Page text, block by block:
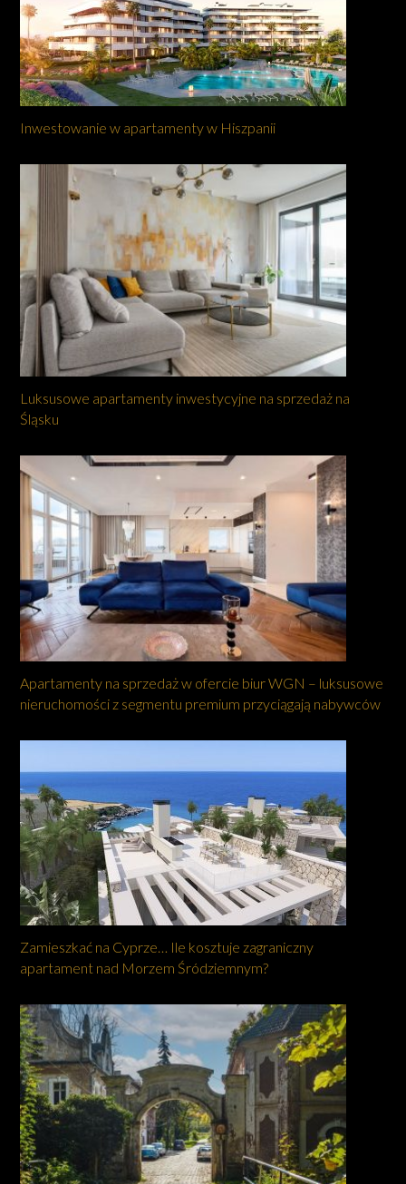
Inwestowanie w apartamenty w Hiszpanii
Luksusowe apartamenty inwestycyjne na sprzedaż na
Śląsku
Apartamenty na sprzedaż w ofercie biur WGN – luksusowe
nieruchomości z segmentu premium przyciągają nabywców
Zamieszkać na Cyprze… Ile kosztuje zagraniczny
apartament nad Morzem Śródziemnym?